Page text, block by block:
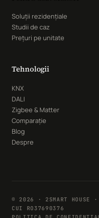
Soluții rezidențiale
Studii de caz
Prețuri pe unitate
Tehnologii
KNX
DALI
Zigbee & Matter
Comparație
Blog
Despre
© 2026 · 2SMART HOUSE
CUI RO37690376